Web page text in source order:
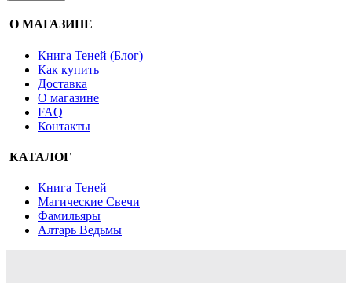
О МАГАЗИНЕ
Книга Теней (Блог)
Как купить
Доставка
О магазине
FAQ
Контакты
КАТАЛОГ
Книга Теней
Магические Свечи
Фамильяры
Алтарь Ведьмы